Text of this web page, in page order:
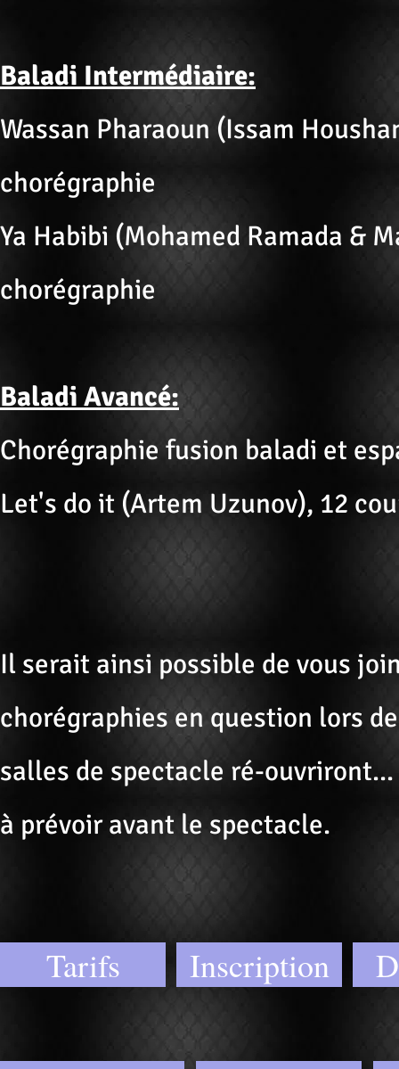
Baladi Intermédiaire:
Wassan Pharaoun (Issam
chorégraphie
Ya Habibi (Mohamed Ramada &
chorégraphie
Baladi Avancé:
Chorégraphie fusion baladi et
Let's do it (Artem Uzunov), 12
Il serait ainsi possible de vous
chorégraphies en question lors
salles de spectacle ré-
à prévoir avant le spectacle.
Tarifs Inscription